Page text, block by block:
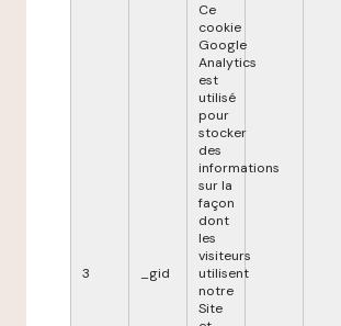
3 _gid
Ce
cookie
Google
Analytics
est
utilisé
pour
stocker
des
informations
sur la
façon
dont
les
visiteurs
utilisent
notre
Site